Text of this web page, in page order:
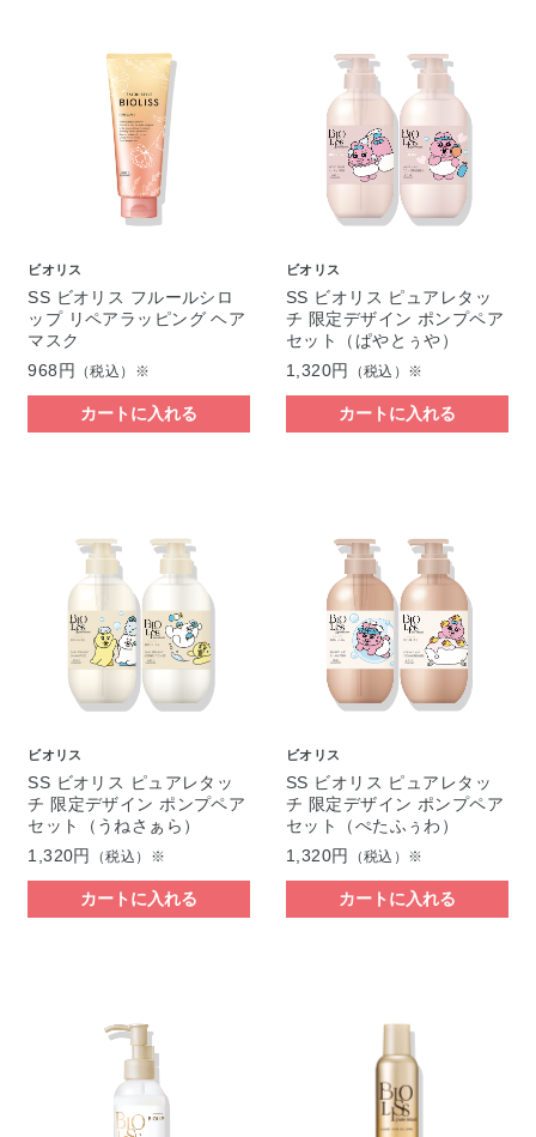
ビオリス
SS ビオリス フルールシロ
ップ リペアラッピング ヘア
マスク
968円
（税込）※
カートに入れる
ビオリス
SS ビオリス ピュアレタッ
チ 限定デザイン ポンプペア
セット（ぱやとぅや）
1,320円
（税込）※
カートに入れる
ビオリス
SS ビオリス ピュアレタッ
チ 限定デザイン ポンプペア
セット（うねさぁら）
1,320円
（税込）※
カートに入れる
ビオリス
SS ビオリス ピュアレタッ
チ 限定デザイン ポンプペア
セット（ぺたふぅわ）
1,320円
（税込）※
カートに入れる